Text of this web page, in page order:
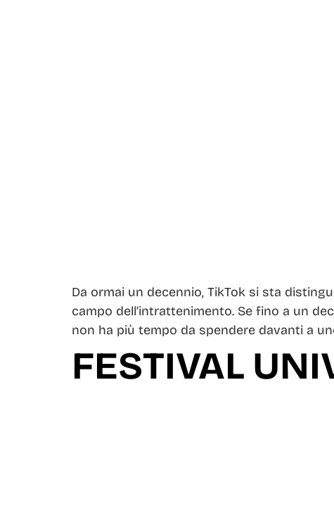
Da ormai un decennio, TikTok si sta
campo dell’intrattenimento. Se fino a un
non ha più tempo da spendere davanti a
FESTIVAL